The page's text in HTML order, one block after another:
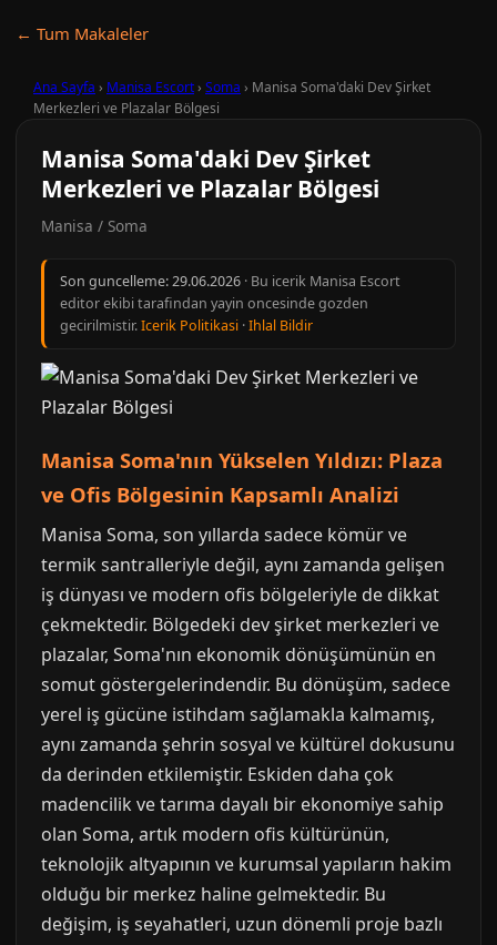
← Tum Makaleler
Ana Sayfa › Manisa Escort› Soma › Manisa Soma'daki Dev Şirket
Merkezleri ve Plazalar Bölgesi
Manisa Soma'daki Dev Şirket
Merkezleri ve Plazalar Bölgesi
Manisa / Soma
Son guncelleme:29.06.2026 · Bu icerik Manisa Escort
editor ekibi tarafindan yayin oncesinde gozden
gecirilmistir.Icerik Politikasi ·Ihlal Bildir
Manisa Soma'nın Yükselen Yıldızı: Plaza
ve Ofis Bölgesinin Kapsamlı Analizi
Manisa Soma, son yıllarda sadece kömür ve
termik santralleriyle değil, aynı zamanda gelişen
iş dünyası ve modern ofis bölgeleriyle de dikkat
çekmektedir. Bölgedeki dev şirket merkezleri ve
plazalar, Soma'nın ekonomik dönüşümünün en
somut göstergelerindendir. Bu dönüşüm, sadece
yerel iş gücüne istihdam sağlamakla kalmamış,
aynı zamanda şehrin sosyal ve kültürel dokusunu
da derinden etkilemiştir. Eskiden daha çok
madencilik ve tarıma dayalı bir ekonomiye sahip
olan Soma, artık modern ofis kültürünün,
teknolojik altyapının ve kurumsal yapıların hakim
olduğu bir merkez haline gelmektedir. Bu
değişim, iş seyahatleri, uzun dönemli proje bazlı